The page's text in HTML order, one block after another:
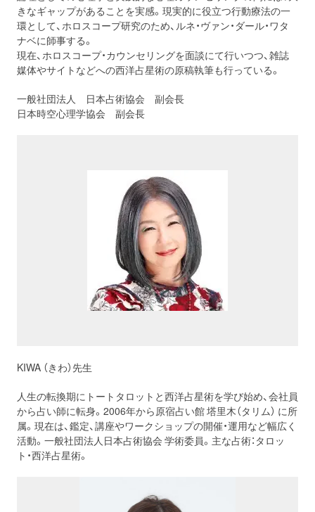
きなギャップがあることを実感。現実的に役立つ行動療法の一
環として、ホロスコープ研究のため、ルネ・ヴァン・ダール・ワタ
ナベに師事する。
現在、ホロスコープ・カウンセリングを面談にて行いつつ、雑誌
媒体やサイトなどへの西洋占星術の原稿執筆も行っている。
一般社団法人 日本占術協会 副会長
日本時空心理学協会 副会長
KIWA （きわ）先生
人生の転換期にトートタロットと西洋占星術を学び始め、会社員
から占い師に転身。2006年から原宿占い館 塔里木（タリム） に所
属。現在は、鑑定、講座やワークショップの開催・運用など幅広く
活動。一般社団法人日本占術協会 学術委員。主な占術：タロッ
ト・西洋占星術。